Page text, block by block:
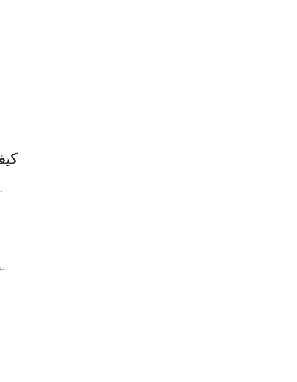
يجب التسجيل كشركة مساهمة أو ذات مسؤولية محدودة ومقرها الرئيسي في المغرب.
يستهدف التمويل التعاوني معظم مجالات الأعمال بما في ذلك المشاريع الفنية والتجارية.